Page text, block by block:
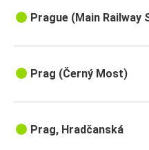
Prague (Main Railway
Prag (Černý Most)
Prag, Hradčanská